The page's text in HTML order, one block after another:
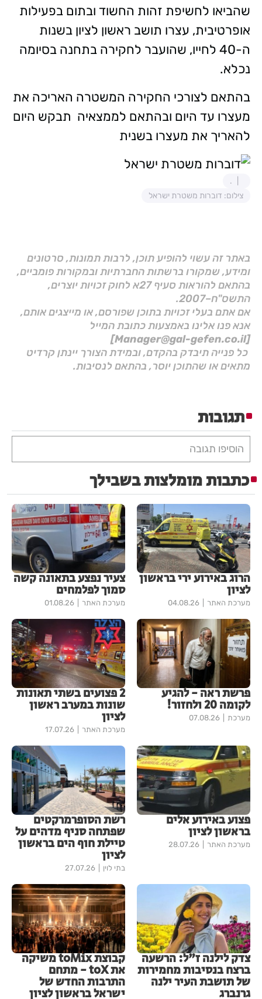
שהביאו לחשיפת זהות החשוד ובתום בפעילות
אופרטיבית, עצרו תושב ראשון לציון בשנות
ה-40 לחייו, שהועבר לחקירה בתחנה בסיומה
נכלא.
בהתאם לצורכי החקירה המשטרה האריכה את
מעצרו עד היום ובהתאם לממצאיה תבקש היום
להאריך את מעצרו בשנית
.
צילום: דוברות משטרת ישראל
באתר זה עשוי להופיע תוכן, לרבות תמונות, סרטונים
ומידע, שמקורו ברשתות החברתיות ובמקורות פומביים,
בהתאם להוראות סעיף 27א לחוק זכויות יוצרים,
התשס"ח–2007.
אם אתם בעלי זכויות בתוכן שפורסם, או מייצגים אותם,
אנא פנו אלינו באמצעות כתובת המייל
[Manager@gal-gefen.co.il]
כל פנייה תיבדק בהקדם, ובמידת הצורך יינתן קרדיט
מתאים או שהתוכן יוסר, בהתאם לנסיבות.
תגובות
הוסיפו תגובה
כתבות מומלצות בשבילך
הרוג באירוע ירי בראשון
לציון
מערכת האתר 04.08.26
צעיר נפצע בתאונה קשה
סמוך לפלמחים
מערכת האתר 01.08.26
פרשת ראה - להגיע
לקומה 20 ולחזור!
מערכת 07.08.26
2 פצועים בשתי תאונות
שונות במערב ראשון
לציון
מערכת האתר 17.07.26
פצוע באירוע אלים
בראשון לציון
מערכת האתר 28.07.26
רשת הסופרמרקטים
שפתחה סניף מדהים על
טיילת חוף הים בראשון
לציון
בתי לוין 27.07.26
צדק לילנה ז"ל: הרשעה
ברצח בנסיבות מחמירות
של תושבת העיר ילנה
גרנברג
קבוצת toMix משיקה
את toX - מתחם
התרבות החדש של
ישראל בראשון לציון